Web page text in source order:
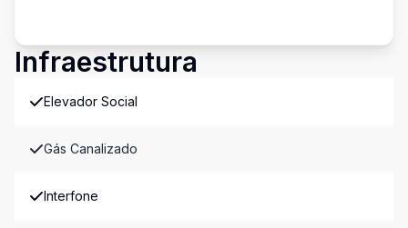
Infraestrutura
Elevador Social
Gás Canalizado
Interfone